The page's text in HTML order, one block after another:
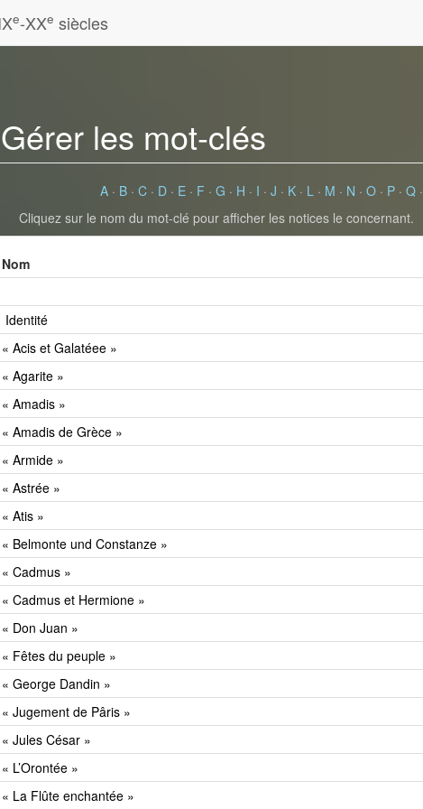
e-XXe siècles
Gérer les mot-clés
A· B· C· D· E· F · G · H · I · J · K· L· M · N · O· P· Q·
Cliquez sur le nom du mot-clé pour afficher les notices le concernant.
Nom
Identité
« Acis et Galatéee »
« Agarite »
« Amadis »
« Amadis de Grèce »
« Armide »
« Astrée »
« Atis »
« Belmonte und Constanze »
« Cadmus »
« Cadmus et Hermione »
« Don Juan »
« Fêtes du peuple »
« George Dandin »
« Jugement de Pâris »
« Jules César »
« L’Orontée »
« La Flûte enchantée »